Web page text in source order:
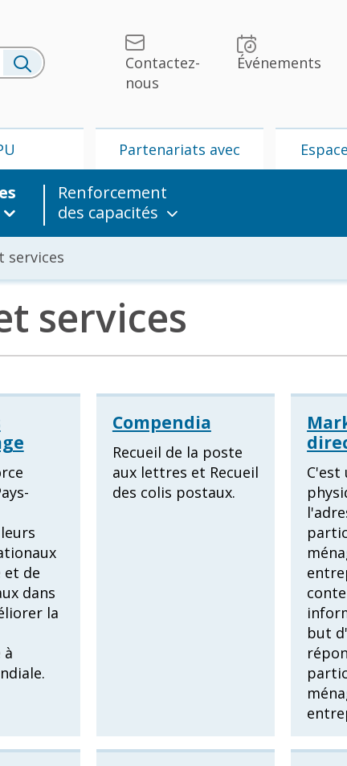
Contactez-
nous
Événements
Partenariats avec
l’UPU
Renforcement
des capacités
services
et
UPU
services
et de
dans
la
à
Compendia
Recueil de la poste
aux lettres et Recueil
des colis postaux.
C'est
but